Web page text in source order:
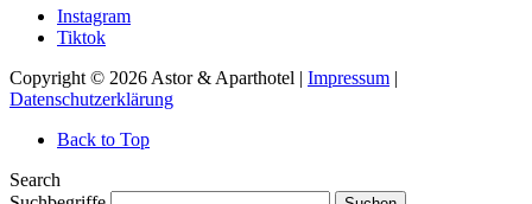
Instagram
Tiktok
Copyright © 2026 Astor & Aparthotel | Impressum |
Datenschutzerklärung
Back to Top
Search